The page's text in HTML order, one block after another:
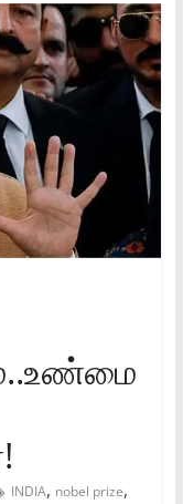
INDIA, nobel prize,